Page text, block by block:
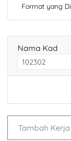
Format yang
Nama Kad
Tambah